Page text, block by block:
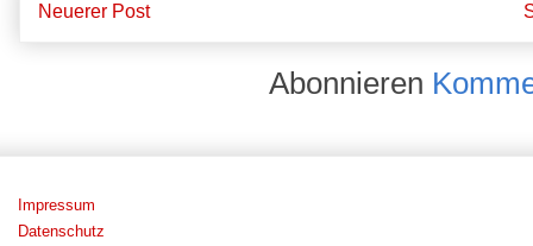
Neuerer Post
Abonnieren
Impressum
Datenschutz